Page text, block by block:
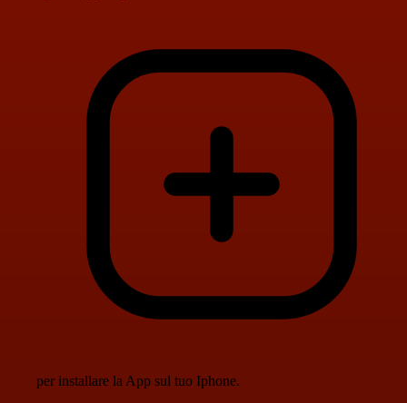
per installare la App sul tuo Iphone.